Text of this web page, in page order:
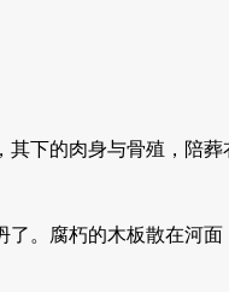
下的肉身与骨殖，陪
腐朽的木板散在河面